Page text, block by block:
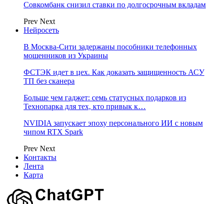
Совкомбанк снизил ставки по долгосрочным вкладам
Prev Next
Нейросеть
В Москва-Сити задержаны пособники телефонных
мошенников из Украины
ФСТЭК идет в цех. Как доказать защищенность АСУ
ТП без сканера
Больше чем гаджет: семь статусных подарков из
Технопарка для тех, кто привык к…
NVIDIA запускает эпоху персонального ИИ с новым
чипом RTX Spark
Prev Next
Контакты
Лента
Карта